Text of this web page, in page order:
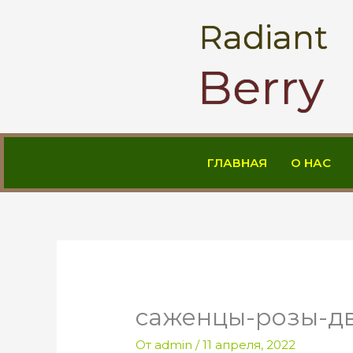
Radiant
Berry
ГЛАВНАЯ О НАС
саженцы-розы-
Отadmin/11 апреля, 2022